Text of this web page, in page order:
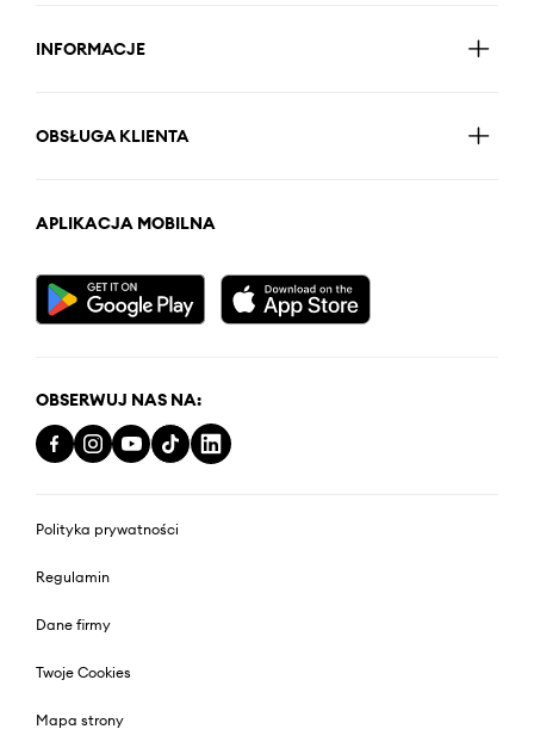
INFORMACJE
OBSŁUGA KLIENTA
APLIKACJA MOBILNA
OBSERWUJ NAS NA:
Polityka prywatności
Regulamin
Dane firmy
Twoje Cookies
Mapa strony